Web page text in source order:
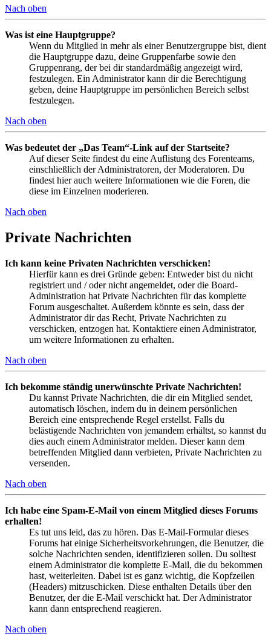
Nach oben
Was ist eine Hauptgruppe?
Wenn du Mitglied in mehr als einer Benutzergruppe bist, dient
die Hauptgruppe dazu, deine Gruppenfarbe sowie den
Gruppenrang, der bei dir standardmäßig angezeigt wird,
festzulegen. Ein Administrator kann dir die Berechtigung
geben, deine Hauptgruppe im persönlichen Bereich selbst
festzulegen.
Nach oben
Was bedeutet der „Das Team“-Link auf der Startseite?
Auf dieser Seite findest du eine Auflistung des Forenteams,
einschließlich der Administratoren, der Moderatoren. Du
findest hier auch weitere Informationen wie die Foren, die
diese im Einzelnen moderieren.
Nach oben
Private Nachrichten
Ich kann keine Privaten Nachrichten verschicken!
Hierfür kann es drei Gründe geben: Entweder bist du nicht
registriert und / oder nicht angemeldet, oder die Board-
Administration hat Private Nachrichten für das komplette
Forum ausgeschaltet. Außerdem könnte es sein, dass der
Administrator dir das Recht, Private Nachrichten zu
verschicken, entzogen hat. Kontaktiere einen Administrator,
um weitere Informationen zu erhalten.
Nach oben
Ich bekomme ständig unerwünschte Private Nachrichten!
Du kannst Private Nachrichten, die dir ein Mitglied sendet,
automatisch löschen, indem du in deinem persönlichen
Bereich eine entsprechende Regel erstellst. Falls du
belästigende Nachrichten von jemandem erhältst, so kannst du
dies auch einem Administrator melden. Dieser kann dem
betreffenden Mitglied dann verbieten, Private Nachrichten zu
versenden.
Nach oben
Ich habe eine Spam-E-Mail von einem Mitglied dieses Forums
erhalten!
Es tut uns leid, das zu hören. Das E-Mail-Formular dieses
Forums hat einige Sicherheitsvorkehrungen, die Benutzer, die
solche Nachrichten senden, identifizieren sollen. Du solltest
einem Administrator die komplette E-Mail, die du bekommen
hast, weiterleiten. Dabei ist es ganz wichtig, die Kopfzeilen
(Headers) mitzuschicken. Diese enthalten Details über den
Benutzer, der die E-Mail verschickt hat. Der Administrator
kann dann entsprechend reagieren.
Nach oben